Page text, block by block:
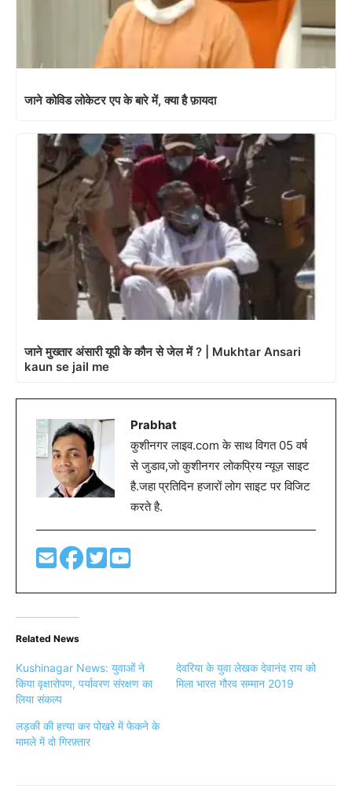
जाने कोविड लोकेटर एप के बारे में, क्या है फ़ायदा
जाने मुख्तार अंसारी यूपी के कौन से जेल में ? | Mukhtar Ansari
kaun se jail me
Prabhat
कुशीनगर लाइव.com के साथ विगत 05 वर्ष
से जुडाव,जो कुशीनगर लोकप्रिय न्यूज़ साइट
है.जहा प्रतिदिन हजारों लोग साइट पर विजिट
करते है.
Related News
Kushinagar News: युवाओं ने
किया वृक्षारोपण, पर्यावरण संरक्षण का
लिया संकल्प
देवरिया के युवा लेखक देवानंद राय को
मिला भारत गौरव सम्मान 2019
लड़की की हत्या कर पोखरे में फेकने के
मामले में दो गिरफ़्तार